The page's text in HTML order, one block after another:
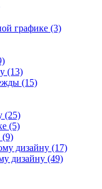
графике (3)
(13)
(15)
(25)
(5)
(9)
дизайну (17)
дизайну (49)